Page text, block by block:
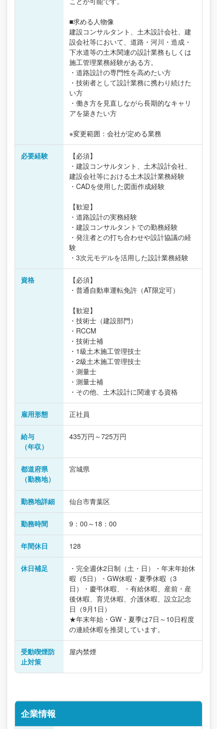
■求める人物像
建設コンサルタント、土木設計会社、建
設会社等において、道路・河川・造成・
下水道等の土木関連の設計業務もしくは
施工管理業務経験がある方。
・道路設計の専門性を高めたい方
・技術者として設計業務に携わり続けた
い方
・働き方を見直しながら長期的なキャリ
アを築きたい方
※変更範囲：会社が定める業務
必要経験
【必須】
・建設コンサルタント、土木設計会社、
建設会社等における土木設計業務経験
・CADを使用した図面作成経験
【歓迎】
・道路設計の実務経験
・建設コンサルタントでの勤務経験
・発注者との打ち合わせや設計協議の経
験
・3次元モデルを活用した設計業務経験
資格
【必須】
・普通自動車運転免許（AT限定可）
【歓迎】
・技術士（建設部門）
・RCCM
・技術士補
・1級土木施工管理技士
・2級土木施工管理技士
・測量士
・測量士補
・その他、土木設計に関連する資格
雇用形態 正社員
給与
（年収）
435万円～725万円
都道府県
（勤務地）
宮城県
勤務地詳細 仙台市青葉区
勤務時間 9：00～18：00
年間休日 128
休日補足
・完全週休2日制（土・日）・年末年始休
暇（5日）・GW休暇・夏季休暇（3
日）・慶弔休暇、・有給休暇、産前・産
後休暇、育児休暇、介護休暇、設立記念
日（9月1日）
★年末年始・GW・夏季は7日～10日程度
の連続休暇を推奨しています。
受動喫煙防
止対策
屋内禁煙
企業情報